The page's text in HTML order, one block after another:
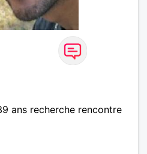
ans recherche rencontre